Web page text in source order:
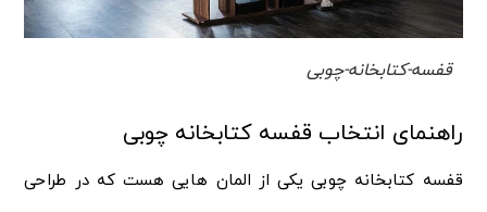
قفسه-کتابخانه-چوبی
راهنمای انتخاب قفسه کتابخانه چوبی
قفسه کتابخانه چوبی یکی از المان هایی هست که در طراحی